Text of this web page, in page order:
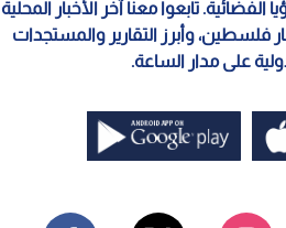
الفضائية. تابعوا معنا آخر الأخبار المحلية
فلسطين، وأبرز التقارير والمستجدات
على مدار الساعة.